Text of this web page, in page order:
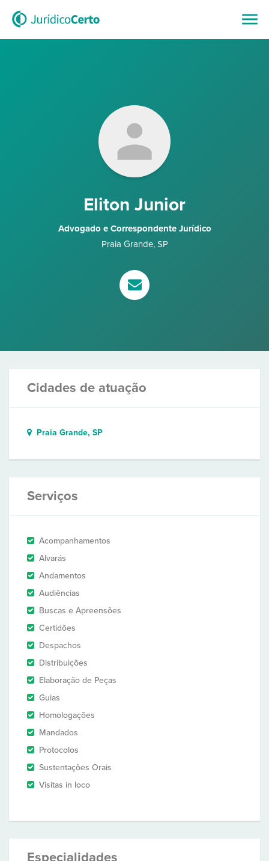
Eliton Junior
Advogado e Correspondente Jurídico
Praia Grande, SP
Cidades de atuação
Praia Grande, SP
Serviços
Acompanhamentos
Alvarás
Andamentos
Audiências
Buscas e Apreensões
Certidões
Despachos
Distribuições
Elaboração de Peças
Guias
Homologações
Mandados
Protocolos
Sustentações Orais
Visitas in loco
Especialidades